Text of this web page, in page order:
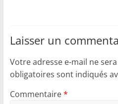
Laisser un
Votre adresse e-mail ne
obligatoires sont indiqués
Commentaire*